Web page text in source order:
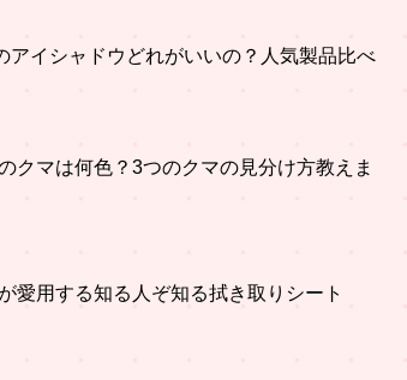
アイシャドウどれがいいの？人気製品比べ
クマは何色？3つのクマの見分け方教えま
愛用する知る人ぞ知る拭き取りシート